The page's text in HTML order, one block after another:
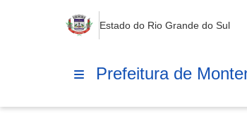
Estado do Rio Grande do Sul
Prefeitura de